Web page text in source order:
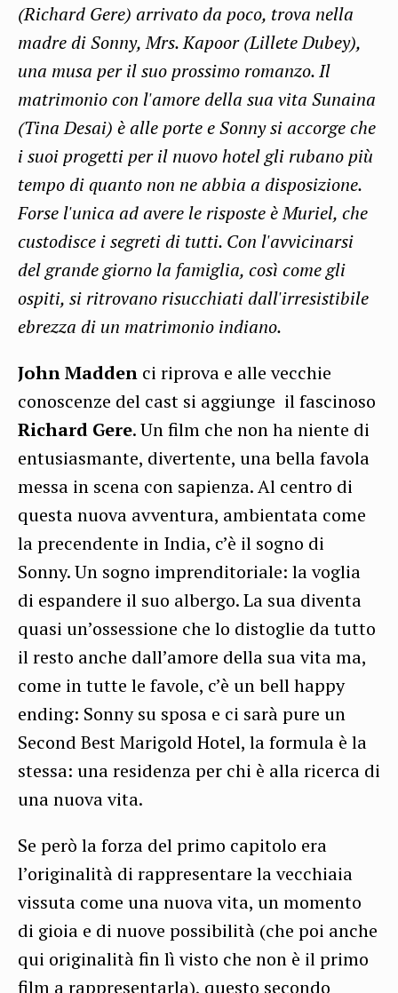
(Richard Gere) arrivato da poco, trova nella
madre diSonny,Mrs.Kapoor(LilleteDubey),
una musa per il suo prossimo romanzo. Il
matrimonio con l'amore della sua vita Sunaina
(TinaDesai) è alle porte eSonnysi accorge che
i suoi progetti per il nuovo hotel gli rubano più
tempo di quanto non ne abbia a disposizione.
Forse l'unica ad avere le risposte èMuriel, che
custodisce i segreti di tutti. Con l'avvicinarsi
del grande giorno la famiglia, così come gli
ospiti, si ritrovano risucchiati dall'irresistibile
ebrezza di un matrimonio indiano.
John Madden ci riprova e alle vecchie
conoscenze del cast si aggiunge il fascinoso
Richard Gere.Un film che non ha niente di
entusiasmante, divertente, una bella favola
messa in scena con sapienza. Al centro di
questa nuova avventura, ambientata come
la precendente in India, c’è il sogno di
Sonny. Un sogno imprenditoriale: la voglia
di espandere il suo albergo. La sua diventa
quasi un’ossessione che lo distoglie da tutto
il resto anche dall’amore della sua vita ma,
come in tutte le favole, c’è un bell happy
ending: Sonnysu sposa e ci sarà pure un
Second BestMarigold Hotel, la formula è la
stessa: una residenza per chi è alla ricerca di
una nuova vita.
Se però la forza del primo capitolo era
l’originalità di rappresentare la vecchiaia
vissuta come una nuova vita, un momento
di gioia e di nuove possibilità (che poi anche
qui originalità fin lì visto che non è il primo
film a rappresentarla), questo secondo